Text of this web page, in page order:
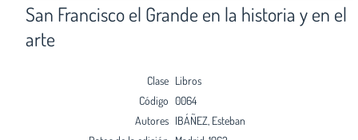
San Francisco el Grande en la historia y en el
arte
Clase Libros
Código 0064
Autores IBÁÑEZ, Esteban